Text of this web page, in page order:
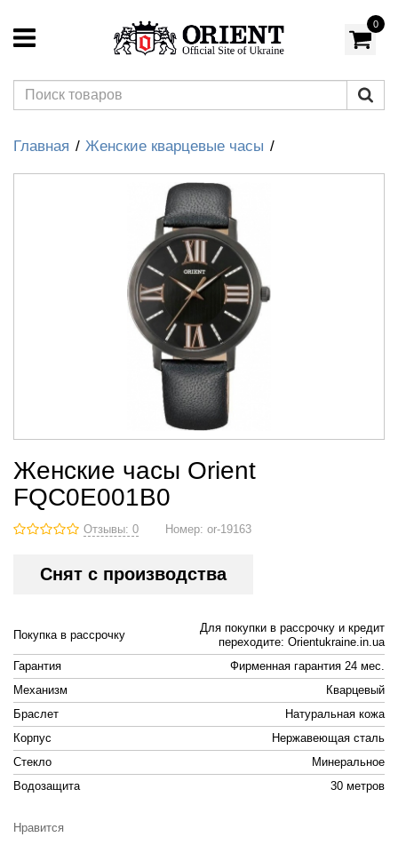
0
Главная Женские кварцевые часы
Женские часы Orient
FQC0E001B0
Отзывы: 0 Номер: or-19163
Снят с производства
Покупка в рассрочку
Для покупки в рассрочку и кредит
переходите: Orientukraine.in.ua
Гарантия
Фирменная гарантия 24 мес.
Механизм
Кварцевый
Браслет
Натуральная кожа
Корпус
Нержавеющая сталь
Стекло
Минеральное
Водозащита
30 метров
Нравится